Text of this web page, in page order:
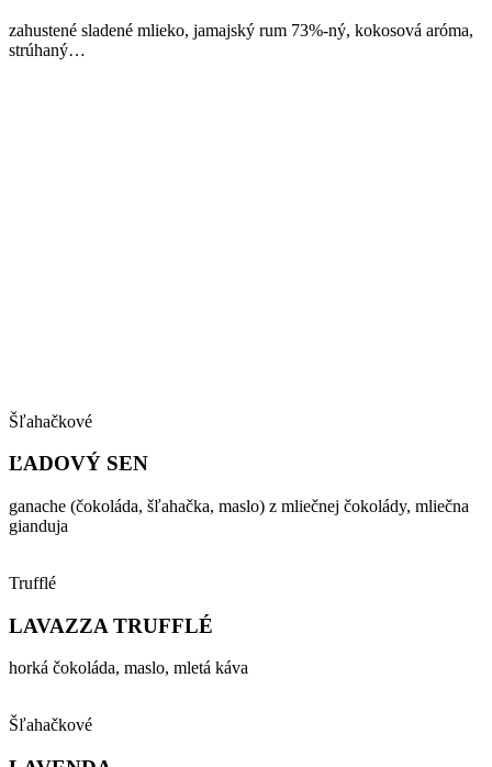
zahustené sladené mlieko, jamajský rum 73%-ný, kokosová aróma,
strúhaný…
Šľahačkové
ĽADOVÝ SEN
ganache (čokoláda, šľahačka, maslo) z mliečnej čokolády, mliečna
gianduja
Trufflé
LAVAZZA TRUFFLÉ
horká čokoláda, maslo, mletá káva
Šľahačkové